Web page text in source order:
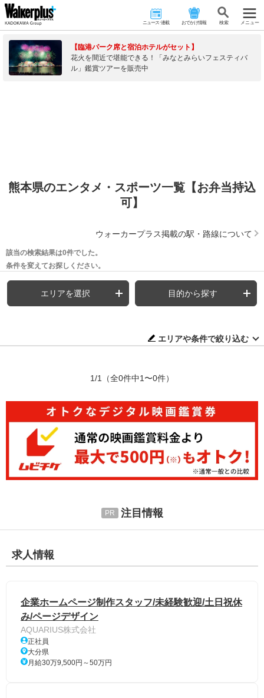
ニュース･連載 おでかけ情報 検 索 メニュー
【臨港パーク席と宿泊ホテルがセット】
花火を間近で堪能できる！「みなとみらいフェスティバ
ル」鑑賞ツアーを販売中
熊本県のエンタメ・スポーツ一覧【お弁当持込
可】
ウォーカープラス掲載の駅・路線について
該当の検索結果は0件でした。
条件を変えてお探しください。
エリアを選択 目的から探す
エリアや条件で絞り込む
1/1 （全0件中1〜0件）
注目情報
求人情報
企業ホームページ制作スタッフ/未経験歓迎/土日祝休
み/ページデザイン
AQUARIUS株式会社
正社員
大分県
月給30万9,500円～50万円